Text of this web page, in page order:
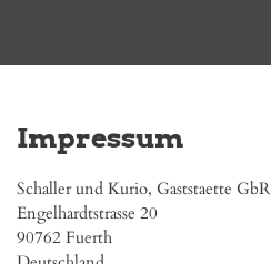
Impressum
Schaller und Kurio, Gaststaette GbR
Engelhardtstrasse 20
90762 Fuerth